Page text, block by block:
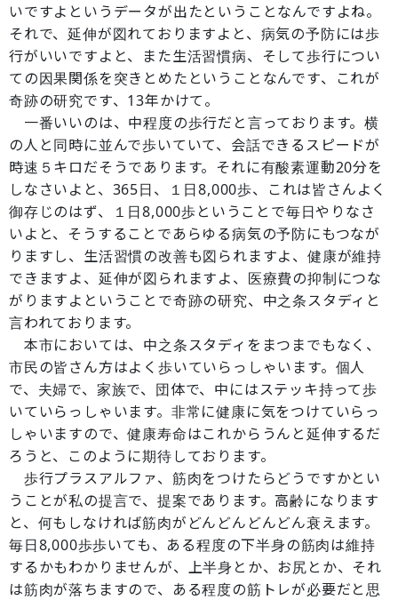
いですよというデータが出たということなんですよね。
それで、延伸が図れておりますよと、病気の予防には歩
行がいいですよと、また生活習慣病、そして歩行につい
ての因果関係を突きとめたということなんです、これが
奇跡の研究です、13年かけて。
一番いいのは、中程度の歩行だと言っております。横
の人と同時に並んで歩いていて、会話できるスピードが
時速５キロだそうであります。それに有酸素運動20分を
しなさいよと、365日、１日8,000歩、これは皆さんよく
御存じのはず、１日8,000歩ということで毎日やりなさ
いよと、そうすることであらゆる病気の予防にもつなが
りますし、生活習慣の改善も図られますよ、健康が維持
できますよ、延伸が図られますよ、医療費の抑制につな
がりますよということで奇跡の研究、中之条スタディと
言われております。
本市においては、中之条スタディをまつまでもなく、
市民の皆さん方はよく歩いていらっしゃいます。個人
で、夫婦で、家族で、団体で、中にはステッキ持って歩
いていらっしゃいます。非常に健康に気をつけていらっ
しゃいますので、健康寿命はこれからうんと延伸するだ
ろうと、このように期待しております。
歩行プラスアルファ、筋肉をつけたらどうですかとい
うことが私の提言で、提案であります。高齢になります
と、何もしなければ筋肉がどんどんどんどん衰えます。
毎日8,000歩歩いても、ある程度の下半身の筋肉は維持
するかもわかりませんが、上半身とか、お尻とか、それ
は筋肉が落ちますので、ある程度の筋トレが必要だと思